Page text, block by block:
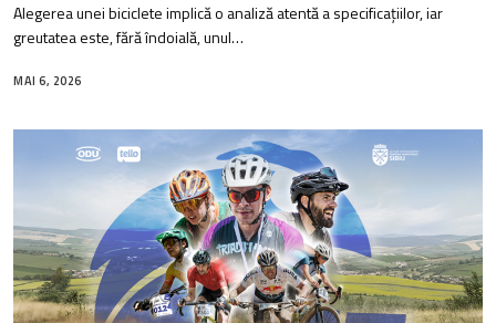
Alegerea unei biciclete implică o analiză atentă a specificațiilor, iar
greutatea este, fără îndoială, unul…
MAI 6, 2026